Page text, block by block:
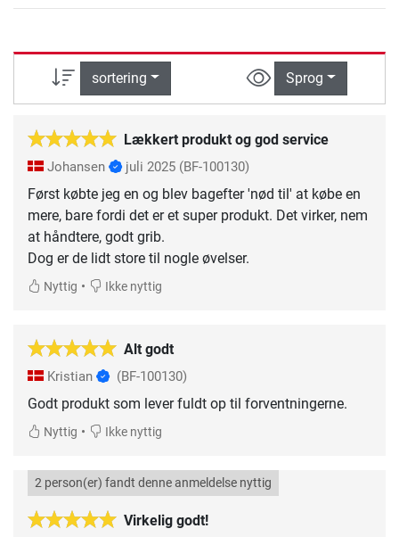
sortering Sprog
Lækkert produkt og god service
Johansen juli 2025 (BF-100130)
Først købte jeg en og blev bagefter 'nød til' at købe en
mere, bare fordi det er et super produkt. Det virker, nem
at håndtere, godt grib.
Dog er de lidt store til nogle øvelser.
Nyttig • Ikke nyttig
Alt godt
Kristian (BF-100130)
Godt produkt som lever fuldt op til forventningerne.
Nyttig • Ikke nyttig
Virkelig godt!
2 person(er) fandt denne anmeldelse nyttig